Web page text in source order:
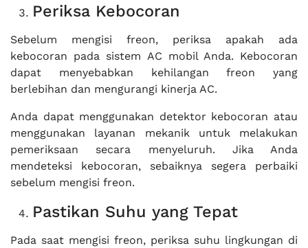
Periksa Kebocoran
Sebelum mengisi freon, periksa apakah ada
kebocoran pada sistem AC mobil Anda. Kebocoran
dapat menyebabkan kehilangan freon yang
berlebihan dan mengurangi kinerja AC.
Anda dapat menggunakan detektor kebocoran atau
menggunakan layanan mekanik untuk melakukan
pemeriksaan secara menyeluruh. Jika Anda
mendeteksi kebocoran, sebaiknya segera perbaiki
sebelum mengisi freon.
Pastikan Suhu yang Tepat
Pada saat mengisi freon, periksa suhu lingkungan di